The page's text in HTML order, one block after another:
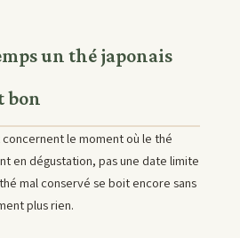
un thé japonais
bon
le moment où le thé
en dégustation, pas une date limite
mal conservé se boit encore sans
plus rien.